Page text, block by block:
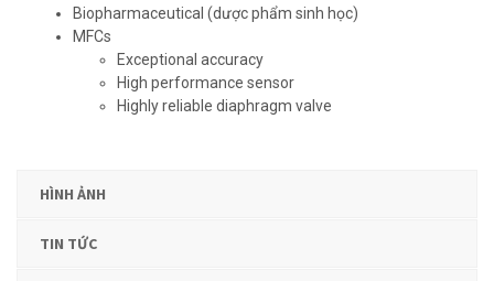
Biopharmaceutical (dược phẩm sinh học)
MFCs
Exceptional accuracy
High performance sensor
Highly reliable diaphragm valve
HÌNH ẢNH
TIN TỨC